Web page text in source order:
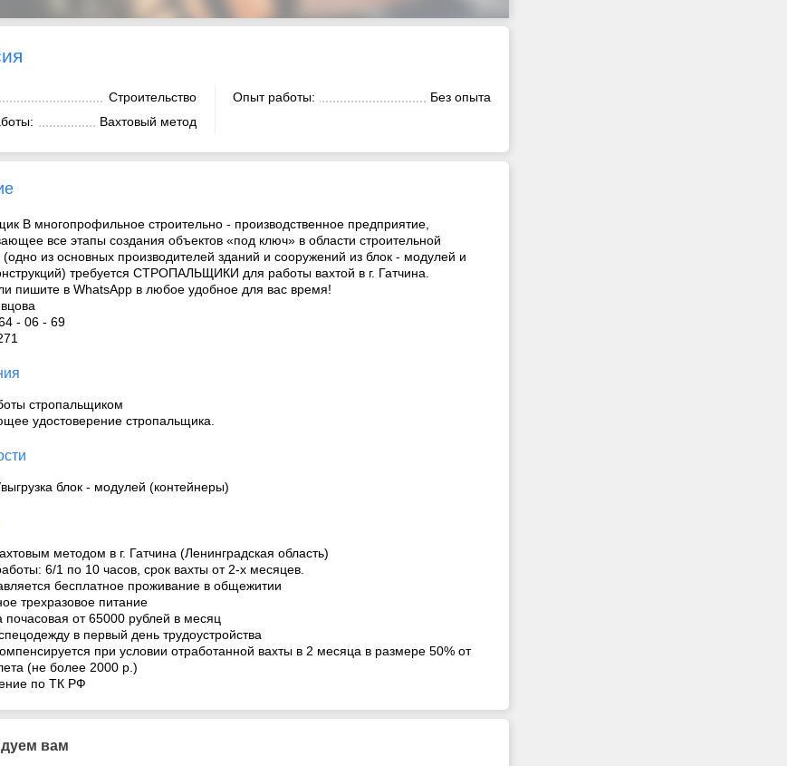
Строительство
Вахтовый метод
Опыт работы: Без опыта
В многопрофильное строительно - производственное предприятие,
все этапы создания объектов «под ключ» в области строительной
(одно из основных производителей зданий и сооружений из блок - модулей и
требуется СТРОПАЛЬЩИКИ для работы вахтой в г. Гатчина.
пишите в WhatsApp в любое удобное для вас время!
- 06 - 69
стропальщиком
удостоверение стропальщика.
выгрузка блок - модулей (контейнеры)
методом в г. Гатчина (Ленинградская область)
6/1 по 10 часов, срок вахты от 2-х месяцев.
бесплатное проживание в общежитии
трехразовое питание
почасовая от 65000 рублей в месяц
в первый день трудоустройства
при условии отработанной вахты в 2 месяца в размере 50% от
(не более 2000 р.)
по ТК РФ
вам